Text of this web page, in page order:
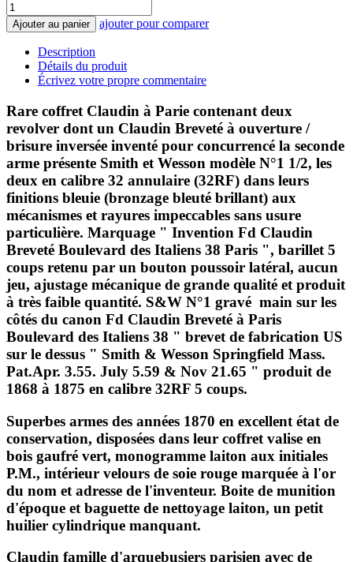
Ajouter au panier ajouter pour comparer
Description
Détails du produit
Écrivez votre propre commentaire
Rare coffret Claudin à Parie contenant deux
revolver dont un Claudin Breveté à ouverture /
brisure inversée inventé pour concurrencé la seconde
arme présente Smith et Wesson modèle N°1 1/2, les
deux en calibre 32 annulaire (32RF) dans leurs
finitions bleuie (bronzage bleuté brillant) aux
mécanismes et rayures impeccables sans usure
particulière. Marquage " Invention Fd Claudin
Breveté Boulevard des Italiens 38 Paris ", barillet 5
coups retenu par un bouton poussoir latéral, aucun
jeu, ajustage mécanique de grande qualité et produit
à très faible quantité. S&W N°1 gravé main sur les
côtés du canon Fd Claudin Breveté à Paris
Boulevard des Italiens 38 " brevet de fabrication US
sur le dessus " Smith & Wesson Springfield Mass.
Pat.Apr. 3.55. July 5.59 & Nov 21.65 " produit de
1868 à 1875 en calibre 32RF 5 coups.
Superbes armes des années 1870 en excellent état de
conservation, disposées dans leur coffret valise en
bois gaufré vert, monogramme laiton aux initiales
P.M., intérieur velours de soie rouge marquée à l'or
du nom et adresse de l'inventeur. Boite de munition
d'époque et baguette de nettoyage laiton, un petit
huilier cylindrique manquant.
Claudin famille d'arquebusiers parisien avec de